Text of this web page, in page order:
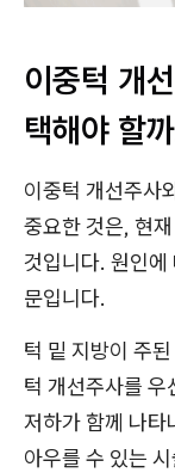
이중턱 개
택해야 할
이중턱 개선주사
중요한 것은, 현
것입니다. 원인에
문입니다.
턱 밑 지방이 주
턱 개선주사를 우
저하가 함께 나타
아우를 수 있는